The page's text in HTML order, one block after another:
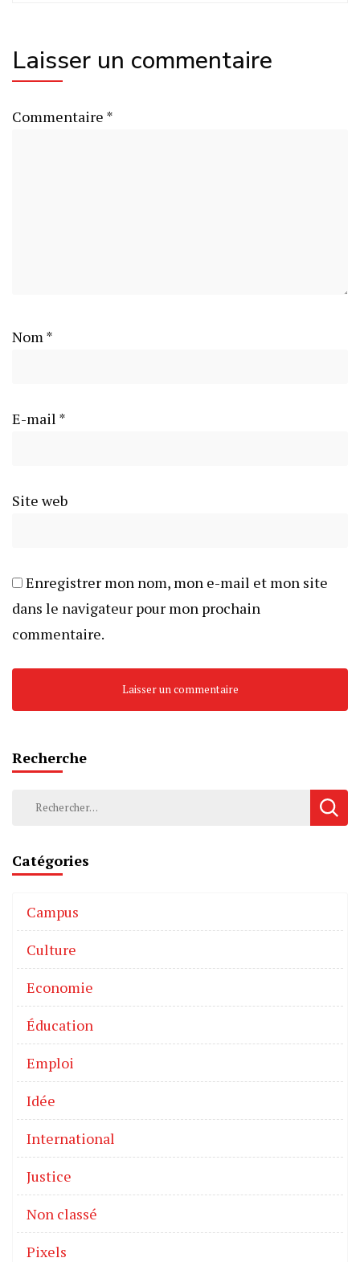
Laisser un commentaire
Commentaire *
Nom *
E-mail *
Site web
Enregistrer mon nom, mon e-mail et mon site
dans le navigateur pour mon prochain
commentaire.
Recherche
Catégories
Campus
Culture
Economie
Éducation
Emploi
Idée
International
Justice
Non classé
Pixels